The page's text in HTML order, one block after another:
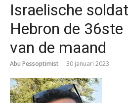
Israelische
Hebron de 36ste
van de maand
Abu Pessoptimist 30 januari 2023